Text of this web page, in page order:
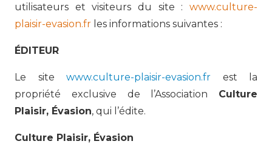
utilisateurs et visiteurs du site : www.culture-
plaisir-evasion.fr les informations suivantes :
ÉDITEUR
Le site www.culture-plaisir-evasion.fr est la
propriété exclusive de l’Association Culture
Plaisir, Évasion, qui l’édite.
Culture Plaisir, Évasion